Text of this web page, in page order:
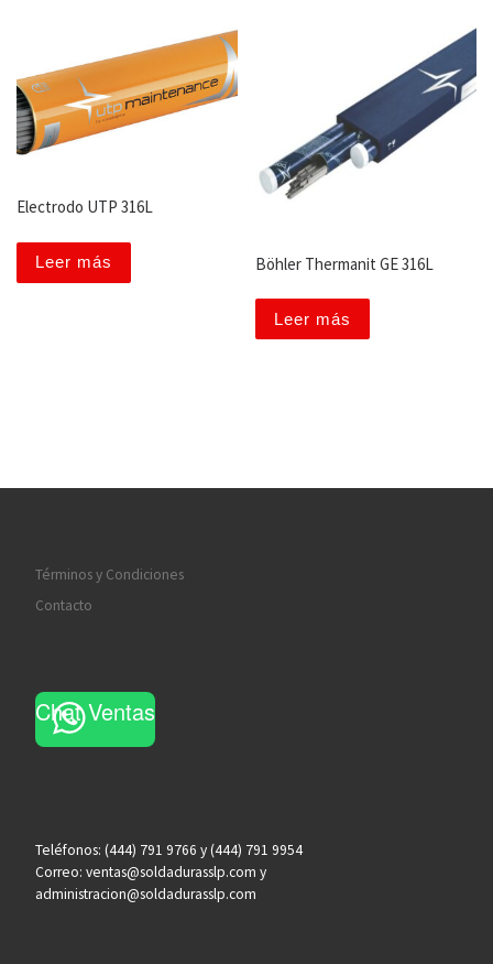
Electrodo UTP 316L
Leer más Böhler Thermanit GE 316L
Leer más
Términos y Condiciones
Contacto
Chat Ventas
Teléfonos: (444) 791 9766 y (444) 791 9954
Correo: ventas@soldadurasslp.com y
administracion@soldadurasslp.com